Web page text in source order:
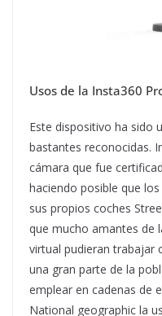
Usos de la Insta360
Este dispositivo ha sido
bastantes reconocidas.
cámara que fue
haciendo posible que
sus propios coches
que mucho amantes de
virtual pudieran trabajar
una gran parte de la
emplear en cadenas de
National geographic la